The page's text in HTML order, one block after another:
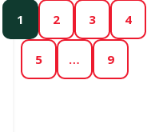
1 2 3 4
5 … 9